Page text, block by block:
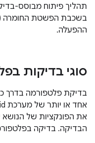
תהליך פיתוח מבוסס-
ההפעלה.
סוגי בדיקות
בדיקת פלטפורמה בדרך
את הפונקציות של
הבדיקה. בדיקה